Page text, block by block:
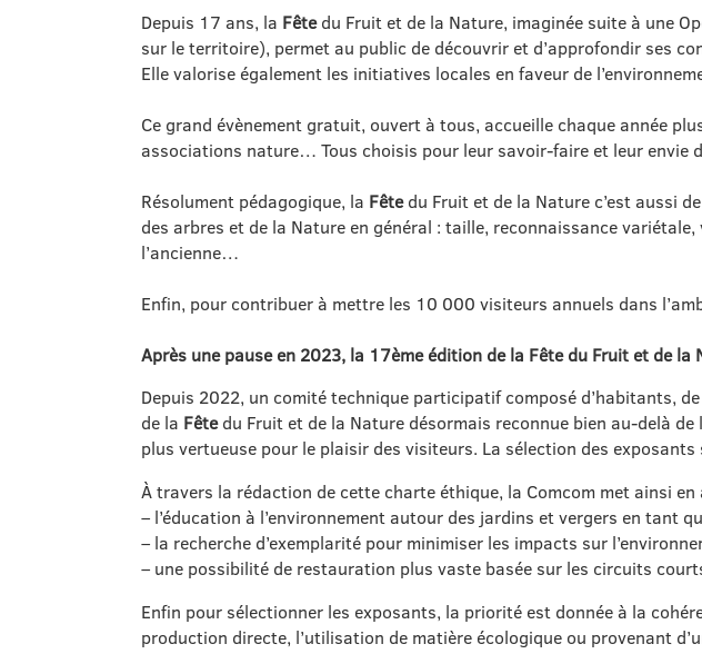
Depuis 17 ans, la Fêtedu Fruit et de la Nature, imaginée suite à une
sur le territoire), permet au public de découvrir et d’approfondir ses
Elle valorise également les initiatives locales en faveur de
Ce grand évènement gratuit, ouvert à tous, accueille chaque année
associations nature… Tous choisis pour leur savoir-faire et leur envie
Résolument pédagogique, la Fêtedu Fruit et de la Nature c’est aussi
des arbres et de la Nature en général : taille, reconnaissance
l’ancienne…
Enfin, pour contribuer à mettre les 10 000 visiteurs annuels dans
Après une pause en 2023, la 17ème édition de la Fêtedu Fruit et de la
Depuis 2022, un comité technique participatif composé d’habitants,
de la Fêtedu Fruit et de la Nature désormais reconnue bien au-delà
plus vertueuse pour le plaisir des visiteurs. La sélection des
À travers la rédaction de cette charte éthique, la Comcom met ainsi
– l’éducation à l’environnement autour des jardins et vergers en tant
– la recherche d’exemplarité pour minimiser les impacts sur
– une possibilité de restauration plus vaste basée sur les circuits
Enfin pour sélectionner les exposants, la priorité est donnée à la
production directe, l’utilisation de matière écologique ou provenant